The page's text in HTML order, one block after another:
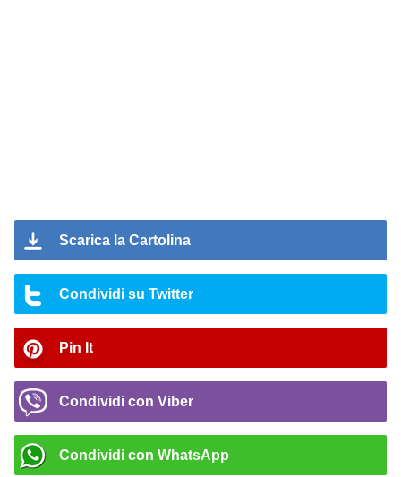
Scarica la Cartolina
Condividi su Twitter
Pin It
Condividi con Viber
Condividi con WhatsApp